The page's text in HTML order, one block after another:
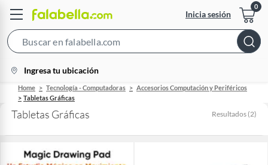
Inicia sesión
Bar
location-
icon
Ingresa tu ubicación
Home Tecnología - Computadoras
Accesorios Computación y Periféricos
Tabletas Gráficas
Tabletas Gráficas Resultados (2)